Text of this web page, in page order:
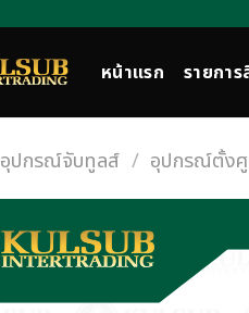
หน้าแรก รายการ
อุปกรณ์จับทูลส์ / อุปกรณ์ตั้ง